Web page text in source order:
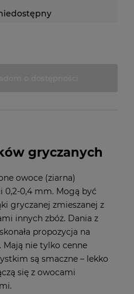
gryczanych
owoce (ziarna)
0,2-0,4 mm. Mogą być
gryczanej zmieszanej z
innych zbóż. Dania z
propozycja na
Mają nie tylko cenne
są smaczne – lekko
się z owocami